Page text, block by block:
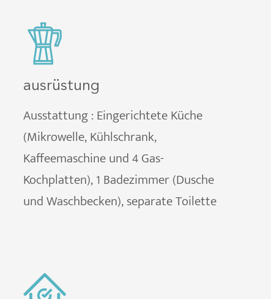
ausrüstung
Ausstattung : Eingerichtete Küche
(Mikrowelle, Kühlschrank,
Kaffeemaschine und 4 Gas-
Kochplatten), 1 Badezimmer (Dusche
und Waschbecken), separate Toilette